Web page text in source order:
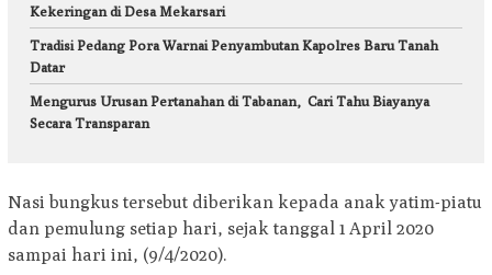
Kekeringan di Desa Mekarsari
Tradisi Pedang Pora Warnai Penyambutan Kapolres Baru Tanah
Datar
Mengurus Urusan Pertanahan di Tabanan, Cari Tahu Biayanya
Secara Transparan
Nasi bungkus tersebut diberikan kepada anak yatim-piatu
dan pemulung setiap hari, sejak tanggal 1 April 2020
sampai hari ini, (9/4/2020).